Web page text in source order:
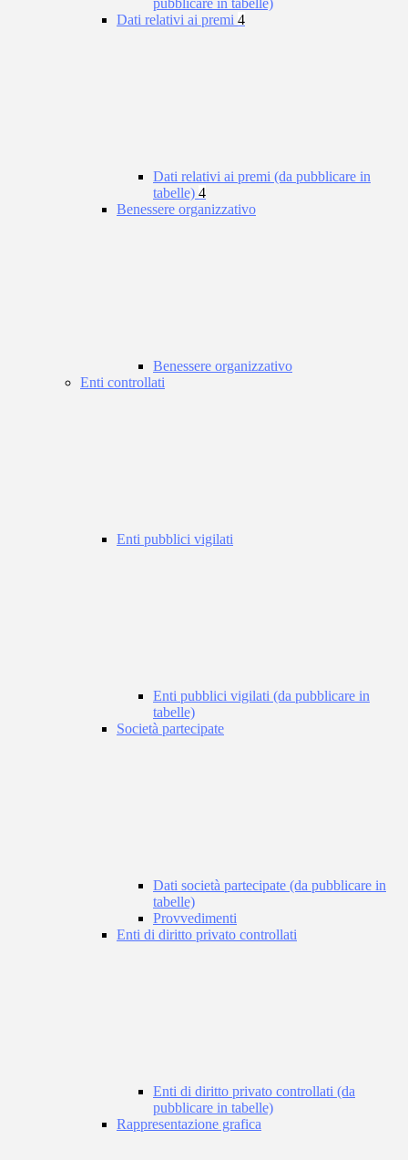
pubblicare in tabelle)
Dati relativi ai premi 4
Dati relativi ai premi (da pubblicare in
tabelle) 4
Benessere organizzativo
Benessere organizzativo
Enti controllati
Enti pubblici vigilati
Enti pubblici vigilati (da pubblicare in
tabelle)
Società partecipate
Dati società partecipate (da pubblicare in
tabelle)
Provvedimenti
Enti di diritto privato controllati
Enti di diritto privato controllati (da
pubblicare in tabelle)
Rappresentazione grafica